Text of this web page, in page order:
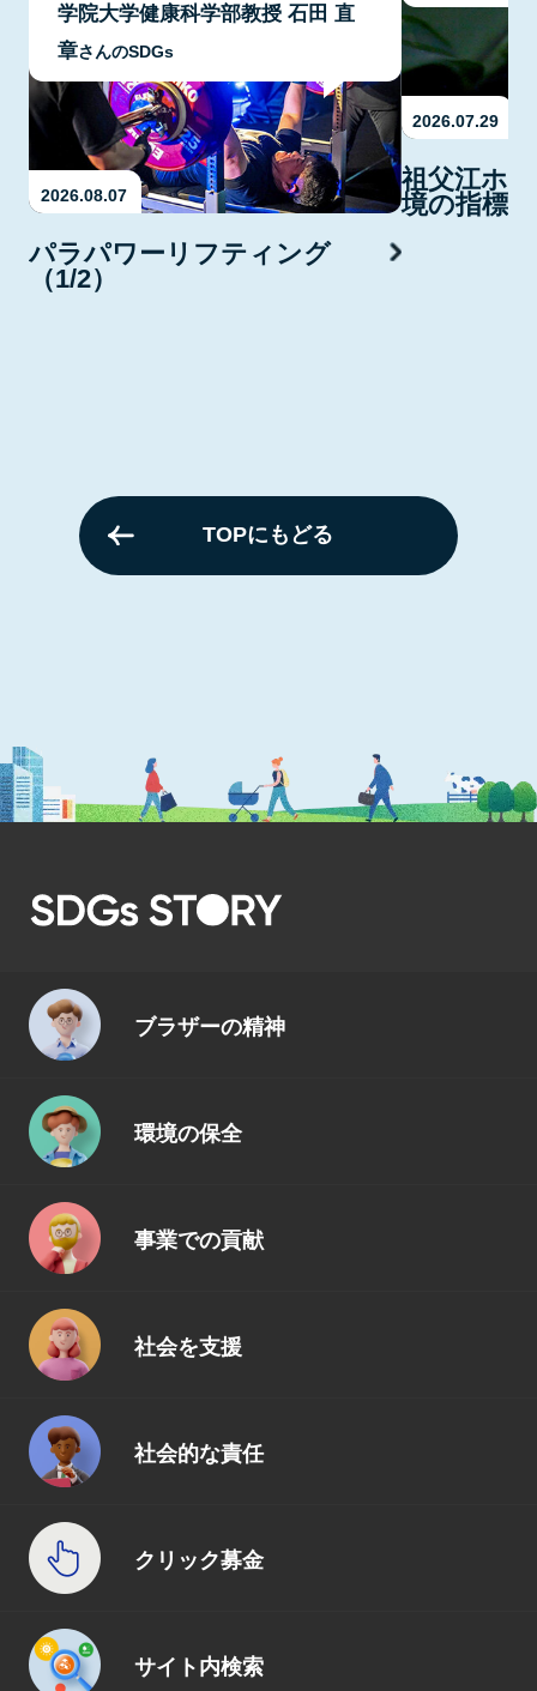
学院大学健康科学部教授 石田 直
章さんのSDGs
2026.08.07
パラパワーリフティング
（1/2）
2026.07.29
祖父江ホ
境の指標
TOPにもどる
ブラザーの精神
環境の保全
事業での貢献
社会を支援
社会的な責任
クリック募金
サイト内検索